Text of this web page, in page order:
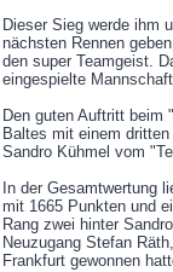
Dieser Sieg werde ihm
nächsten Rennen
den super Teamgeist.
eingespielte
Den guten Auftritt beim
Baltes mit einem
Sandro Kühmel vom
In der Gesamtwertung
mit 1665 Punkten und
Rang zwei hinter
Neuzugang Stefan
Frankfurt gewonnen